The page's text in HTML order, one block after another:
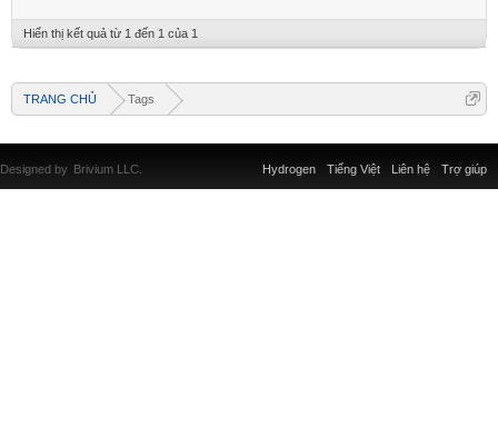
Hiển thị kết quả từ 1 đến 1 của 1
TRANG CHỦ Tags
Liên hệ Trợ giúp
Hydrogen Tiếng Việt
Designed by Brivium LLC.